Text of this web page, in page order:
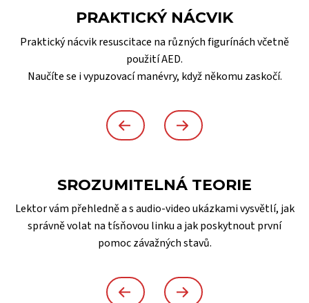
PRAKTICKÝ NÁCVIK
Praktický nácvik resuscitace na různých figurínách včetně
použití AED.
Naučíte se i vypuzovací manévry, když někomu zaskočí.
SROZUMITELNÁ TEORIE
Lektor vám přehledně a s audio-video ukázkami vysvětlí, jak
správně volat na tísňovou linku a jak poskytnout první
pomoc závažných stavů.